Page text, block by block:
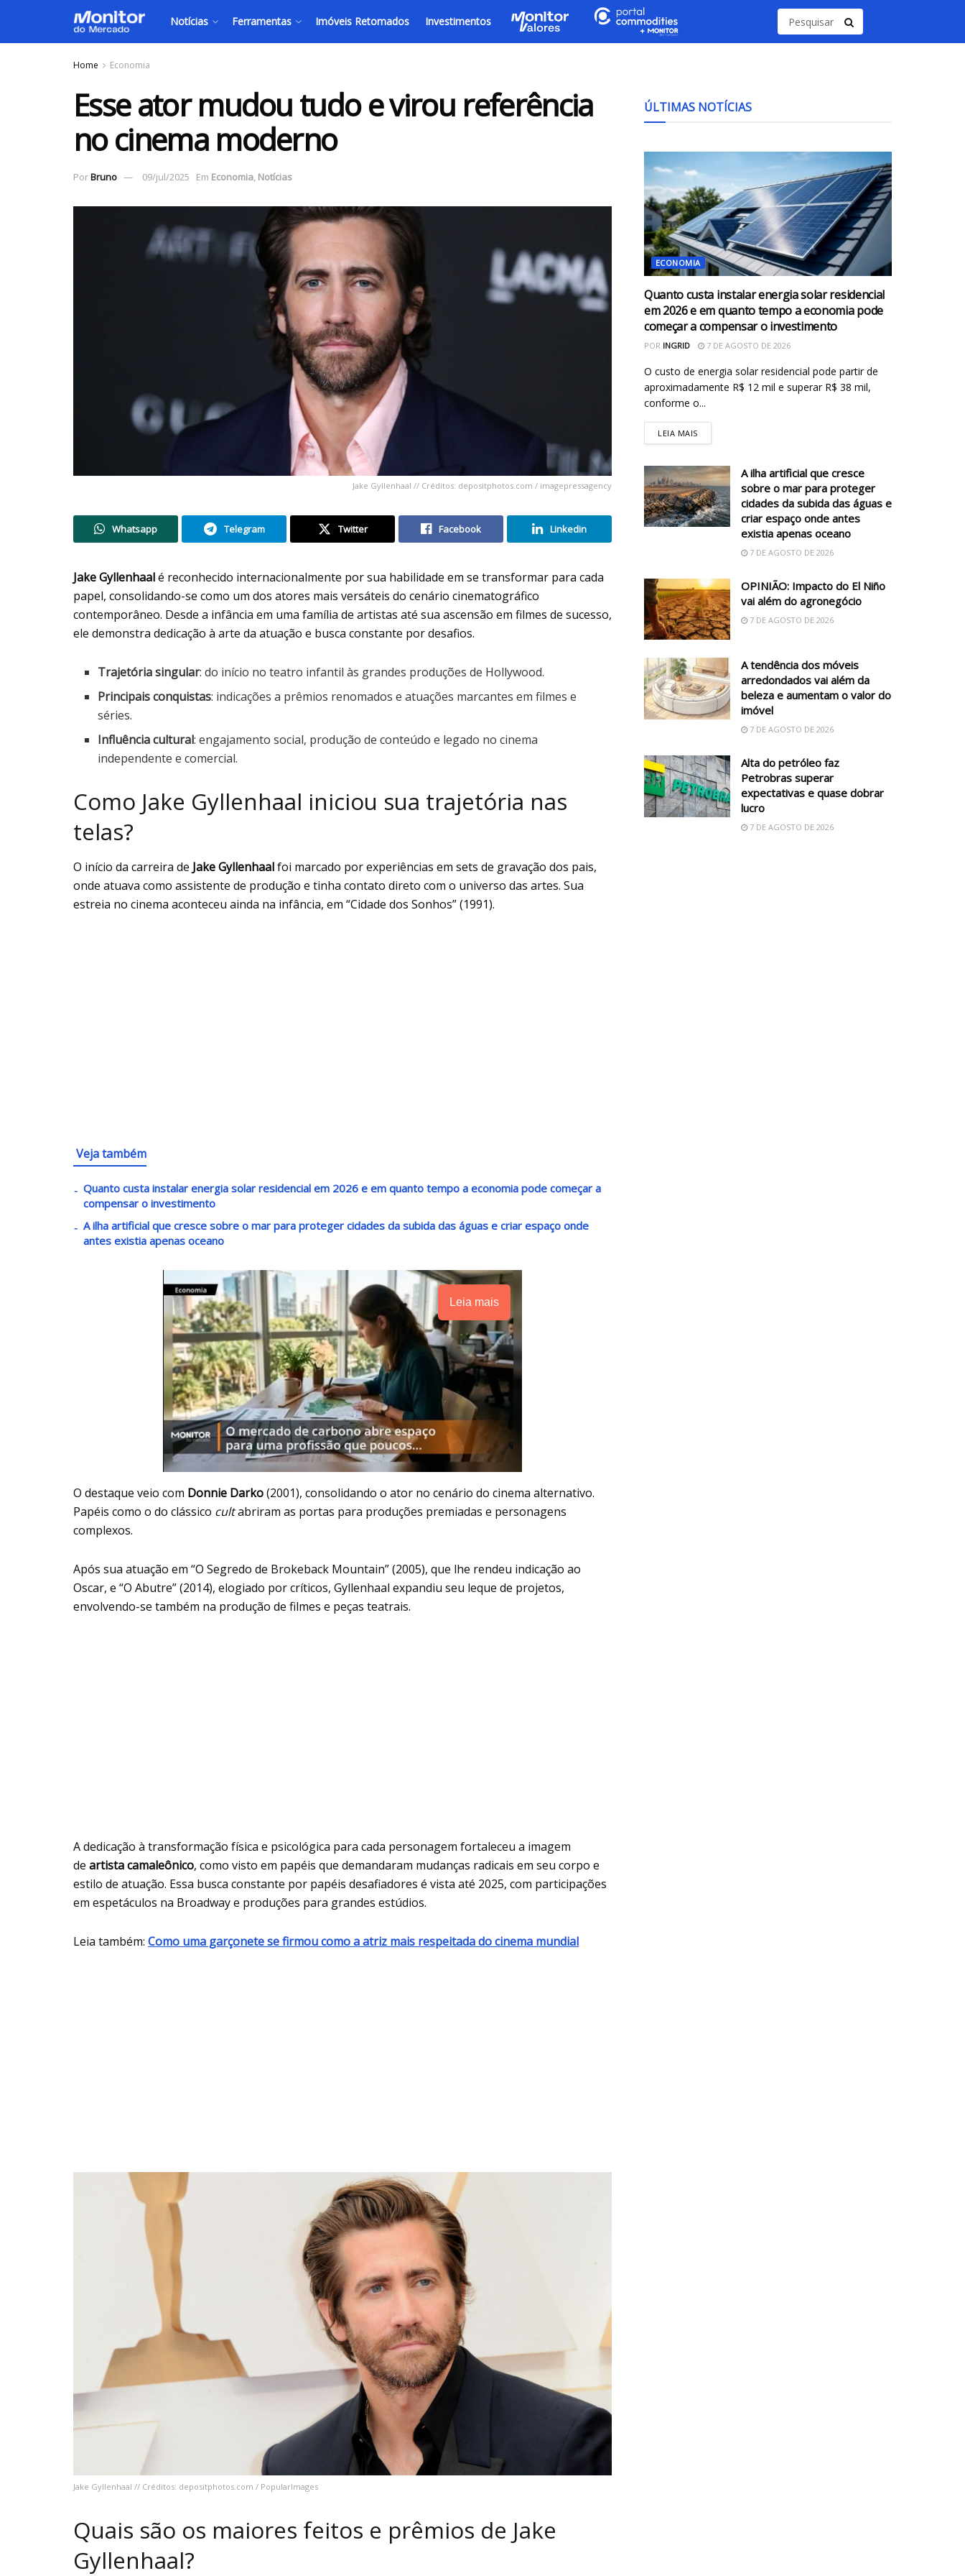
Notícias Ferramentas Imóveis Retomados Investimentos
Home Economia
Esse ator mudou tudo e virou referência
no cinema moderno
PorBruno 09/jul/2025 Em Economia, Notícias
Jake Gyllenhaal // Créditos: depositphotos.com / imagepressagency
Whatsapp Telegram Twitter Facebook Linkedin
Jake Gyllenhaalé reconhecido internacionalmente por sua habilidade em se transformar para cada
papel, consolidando-se como um dos atores mais versáteis do cenário cinematográfico
contemporâneo. Desde a infância em uma família de artistas até sua ascensão em filmes de sucesso,
ele demonstra dedicação à arte da atuação e busca constante por desafios.
Trajetória singular: do início no teatro infantil às grandes produções de Hollywood.
Principais conquistas: indicações a prêmios renomados e atuações marcantes em filmes e
séries.
Influência cultural: engajamento social, produção de conteúdo e legado no cinema
independente e comercial.
Como Jake Gyllenhaal iniciou sua trajetória nas
telas?
O início da carreira de Jake Gyllenhaalfoi marcado por experiências em sets de gravação dos pais,
onde atuava como assistente de produção e tinha contato direto com o universo das artes. Sua
estreia no cinema aconteceu ainda na infância, em “Cidade dos Sonhos” (1991).
Veja também
Quanto custa instalar energia solar residencial em 2026 e em quanto tempo a economia pode começar a
compensar o investimento
A ilha artificial que cresce sobre o mar para proteger cidades da subida das águas e criar espaço onde
antes existia apenas oceano
Leia mais
O destaque veio com Donnie Darko(2001), consolidando o ator no cenário do cinema alternativo.
Papéis como o do clássico cultabriram as portas para produções premiadas e personagens
complexos.
Após sua atuação em “O Segredo de Brokeback Mountain” (2005), que lhe rendeu indicação ao
Oscar, e “O Abutre” (2014), elogiado por críticos, Gyllenhaal expandiu seu leque de projetos,
envolvendo-se também na produção de filmes e peças teatrais.
A dedicação à transformação física e psicológica para cada personagem fortaleceu a imagem
de artista camaleônico, como visto em papéis que demandaram mudanças radicais em seu corpo e
estilo de atuação. Essa busca constante por papéis desafiadores é vista até 2025, com participações
em espetáculos na Broadway e produções para grandes estúdios.
Leia também: Como uma garçonete se firmou como a atriz mais respeitada do cinema mundial
Jake Gyllenhaal // Créditos: depositphotos.com / PopularImages
Quais são os maiores feitos e prêmios de Jake
Gyllenhaal?
ÚLTIMAS NOTÍCIAS
ECONOMIA
Quanto custa instalar energia solar residencial
em 2026 e em quanto tempo a economia pode
começar a compensar o investimento
POR INGRID 7 DE AGOSTO DE 2026
O custo de energia solar residencial pode partir de
aproximadamente R$ 12 mil e superar R$ 38 mil,
conforme o...
LEIA MAIS
A ilha artificial que cresce
sobre o mar para proteger
cidades da subida das águas e
criar espaço onde antes
existia apenas oceano
7 DE AGOSTO DE 2026
OPINIÃO: Impacto do El Niño
vai além do agronegócio
7 DE AGOSTO DE 2026
A tendência dos móveis
arredondados vai além da
beleza e aumentam o valor do
imóvel
7 DE AGOSTO DE 2026
Alta do petróleo faz
Petrobras superar
expectativas e quase dobrar
lucro
7 DE AGOSTO DE 2026